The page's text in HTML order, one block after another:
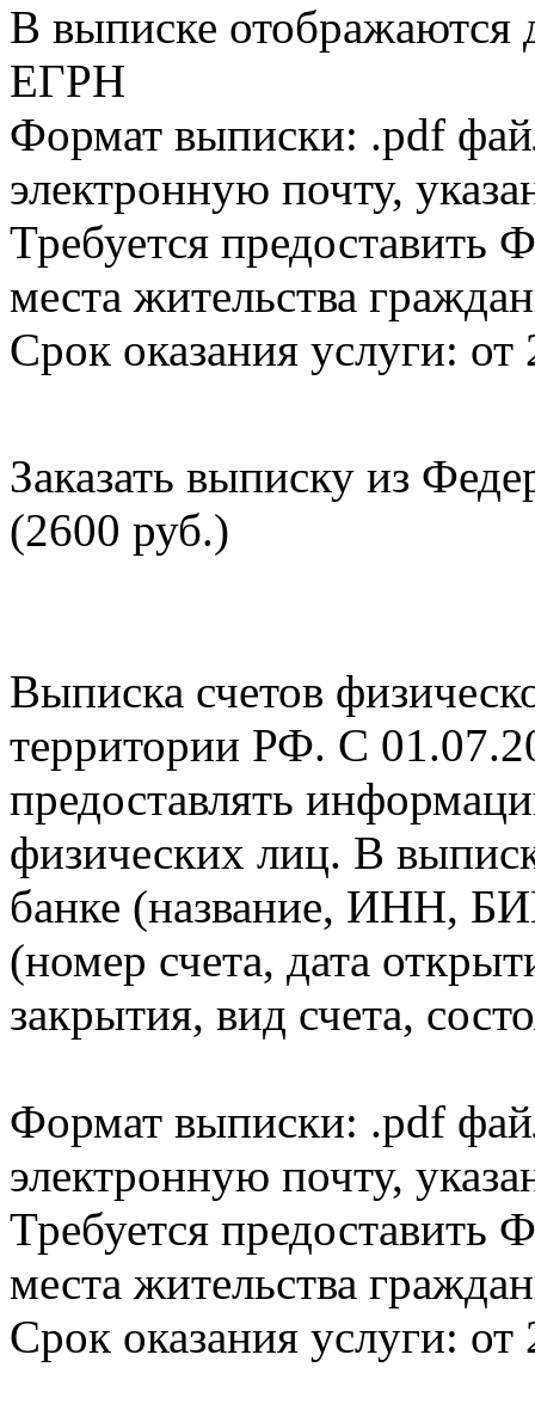
В выписке
ЕГРН
Формат выписки: .pdf
электронную почту,
Требуется
места жительства
Срок оказания услуги: от
Заказать выписку из
(2600 руб.)
Выписка счетов
территории РФ. С
предоставлять
физических лиц. В
банке (название, ИНН,
(номер счета, дата
закрытия, вид счета,
Формат выписки: .pdf
электронную почту,
Требуется
места жительства
Срок оказания услуги: от